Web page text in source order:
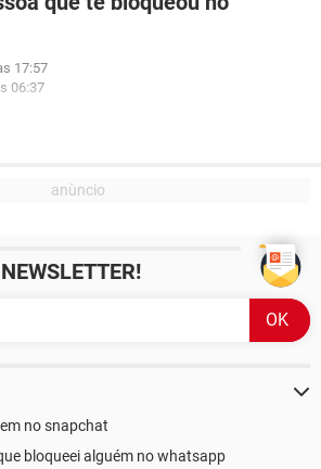
17:57
06:37
no snapchat
bloqueei alguém no whatsapp